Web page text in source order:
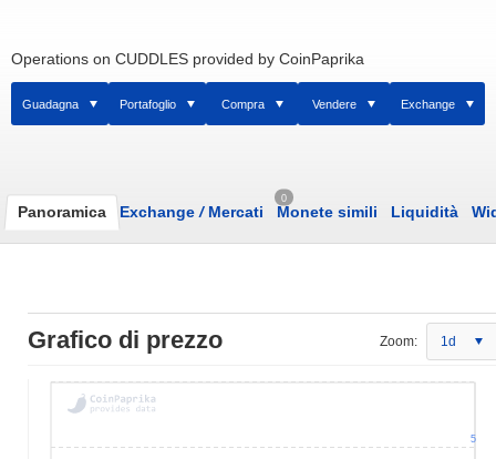
Operations on CUDDLES provided by CoinPaprika
Guadagna Portafoglio Compra Vendere Exchange
Panoramica Exchange /Mercati
0
Monete simili Liquidità
Grafico di prezzo Zoom: 1d
5